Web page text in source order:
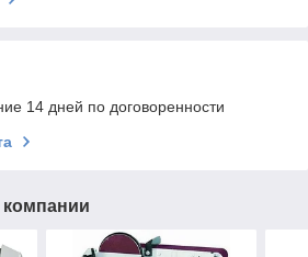
14 дней по договоренности